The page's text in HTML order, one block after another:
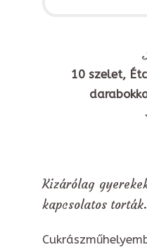
10 szelet,
Kizárólag
kapcsolatos torták.